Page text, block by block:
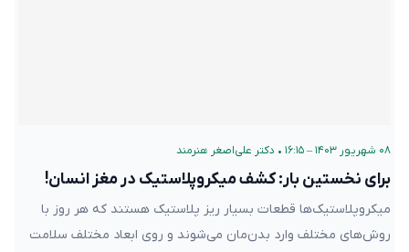
۰۸ شهریور ۱۴۰۳ – ۱۶:۱۵ • دکتر علی‌اصغر هنرمند
برای نخستین بار: کشف میکروپلاستیک در مغز انسان!
میکروپلاستیک‌ها قطعات بسیار ریز پلاستیک هستند که هر روز با
روش‌های مختلف وارد بدن‌مان می‌شوند و روی ابعاد مختلف سلامت‌